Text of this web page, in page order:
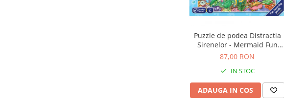
Puzzle de podea Distractia
Sirenelor - Mermaid Fun
puzzle
87,00 RON
IN STOC
ADAUGA IN COS